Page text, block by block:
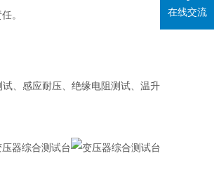
。
、感应耐压、绝缘电阻测试、温升
在线交流